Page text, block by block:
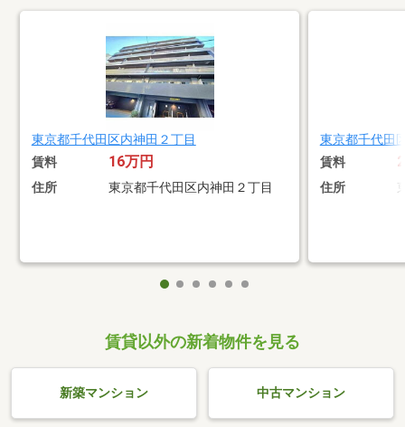
東京都千代田区内神田２丁目
賃料 16万円
住所 東京都千代田区内神田２丁目
東京都千代田
賃料
住所
賃貸以外の新着物件を見る
新築マンション 中古マンション